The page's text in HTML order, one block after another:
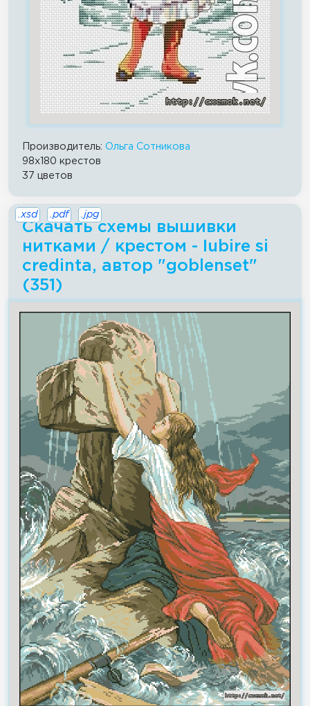
Производитель: Ольга Сотникова
98x180 крестов
37 цветов
Скачать схемы вышивки
нитками / крестом - Iubire si
credinta, автор "goblenset"
(351)
.xsd .pdf .jpg